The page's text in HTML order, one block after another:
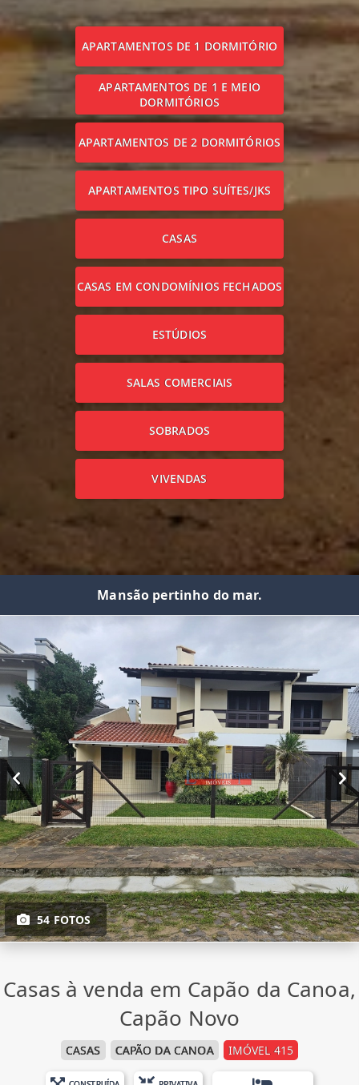
APARTAMENTOS DE 1 DORMITÓRIO
APARTAMENTOS DE 1 E MEIO
DORMITÓRIOS
APARTAMENTOS DE 2 DORMITÓRIOS
APARTAMENTOS TIPO SUÍTES/JKS
CASAS
CASAS EM CONDOMÍNIOS FECHADOS
ESTÚDIOS
SALAS COMERCIAIS
SOBRADOS
VIVENDAS
Mansão pertinho do mar.
54 FOTOS
Casas à venda em Capão da Canoa,
Capão Novo
CASAS CAPÃO DA CANOA IMÓVEL 415